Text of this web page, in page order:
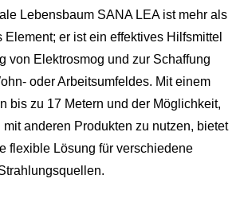
Lebensbaum SANA LEA ist mehr als
Element; er ist ein effektives Hilfsmittel
von Elektrosmog und zur Schaffung
oder Arbeitsumfeldes. Mit einem
bis zu 17 Metern und der Möglichkeit,
anderen Produkten zu nutzen, bietet
flexible Lösung für verschiedene